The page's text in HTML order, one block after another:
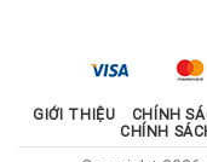
GIỚI THIỆU CHÍNH
CHÍNH